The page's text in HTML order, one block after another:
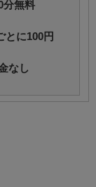
分無料
とに100円
なし